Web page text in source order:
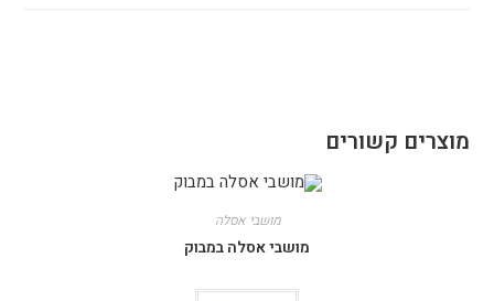
מוצרים קשורים
מושבי אסלה
מושבי אסלה במבוק